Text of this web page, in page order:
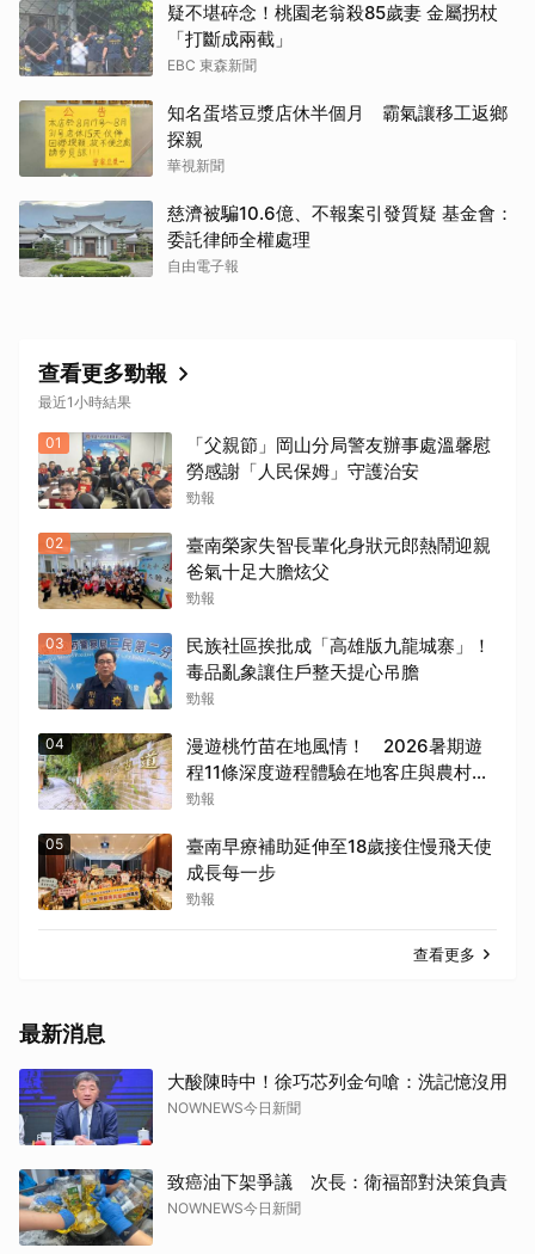
疑不堪碎念！桃園老翁殺85歲妻 金屬拐杖
「打斷成兩截」
EBC 東森新聞
知名蛋塔豆漿店休半個月 霸氣讓移工返鄉
探親
華視新聞
慈濟被騙10.6億、不報案引發質疑 基金會：
委託律師全權處理
自由電子報
查看更多勁報
最近1小時結果
01
「父親節」岡山分局警友辦事處溫馨慰
勞感謝「人民保姆」守護治安
勁報
02
臺南榮家失智長輩化身狀元郎熱鬧迎親
爸氣十足大膽炫父
勁報
03
民族社區挨批成「高雄版九龍城寨」！
毒品亂象讓住戶整天提心吊膽
勁報
04
漫遊桃竹苗在地風情！ 2026暑期遊
程11條深度遊程體驗在地客庄與農村魅
力
勁報
05
臺南早療補助延伸至18歲接住慢飛天使
成長每一步
勁報
查看更多
最新消息
大酸陳時中！徐巧芯列金句嗆：洗記憶沒用
NOWNEWS今日新聞
致癌油下架爭議 次長：衛福部對決策負責
NOWNEWS今日新聞